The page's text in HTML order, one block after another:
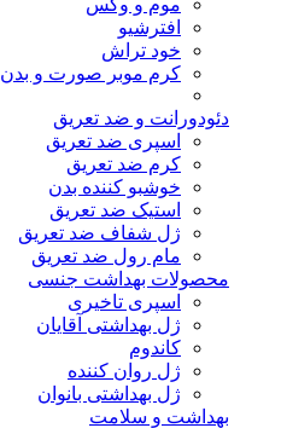
موم و وکس
افترشیو
خود تراش
کرم موبر صورت و بدن
دئودورانت و ضد تعریق
اسپری ضد تعریق
کرم ضد تعریق
خوشبو کننده بدن
استیک ضد تعریق
ژل شفاف ضد تعریق
مام رول ضد تعریق
محصولات بهداشت جنسی
اسپری تاخیری
ژل بهداشتی آقایان
کاندوم
ژل روان کننده
ژل بهداشتی بانوان
بهداشت و سلامت